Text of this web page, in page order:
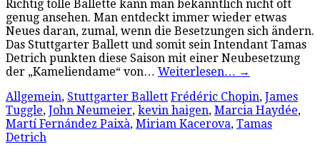
Richtig tolle Ballette kann man bekanntlich nicht oft
genug ansehen. Man entdeckt immer wieder etwas
Neues daran, zumal, wenn die Besetzungen sich ändern.
Das Stuttgarter Ballett und somit sein Intendant Tamas
Detrich punkten diese Saison mit einer Neubesetzung
der „Kameliendame“ von… Weiterlesen… →
Allgemein, Stuttgarter Ballett Frédéric Chopin, James
Tuggle, John Neumeier, kevin haigen, Marcia Haydée,
Martí Fernández Paixà, Miriam Kacerova, Tamas
Detrich